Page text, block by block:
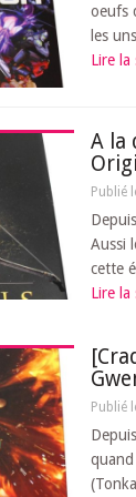
oeufs
les
Lire la
A la
Publié
Aussi
cette
Lire la
Publié